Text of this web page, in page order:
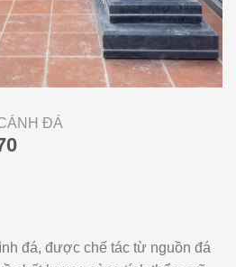
ĐÁ
đá, được chế tác từ nguồn đá